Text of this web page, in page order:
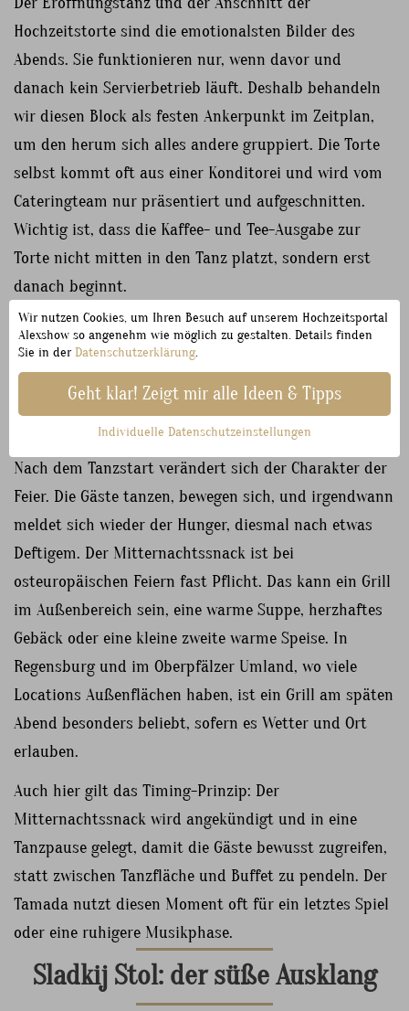
Hochzeitstorte sind die emotionalsten Bilder des
Abends. Sie funktionieren nur, wenn davor und
danach kein Servierbetrieb läuft. Deshalb behandeln
wir diesen Block als festen Ankerpunkt im Zeitplan,
um den herum sich alles andere gruppiert. Die Torte
selbst kommt oft aus einer Konditorei und wird vom
Cateringteam nur präsentiert und aufgeschnitten.
Wichtig ist, dass die Kaffee- und Tee-Ausgabe zur
Torte nicht mitten in den Tanz platzt, sondern erst
danach beginnt.
Später Abend: Mitternachtssnack,
Grill und der süße Tisch
Nach dem Tanzstart verändert sich der Charakter der
Feier. Die Gäste tanzen, bewegen sich, und irgendwann
meldet sich wieder der Hunger, diesmal nach etwas
Deftigem. Der Mitternachtssnack ist bei
osteuropäischen Feiern fast Pflicht. Das kann ein Grill
im Außenbereich sein, eine warme Suppe, herzhaftes
Gebäck oder eine kleine zweite warme Speise. In
Regensburg und im Oberpfälzer Umland, wo viele
Locations Außenflächen haben, ist ein Grill am späten
Abend besonders beliebt, sofern es Wetter und Ort
erlauben.
Auch hier gilt das Timing-Prinzip: Der
Mitternachtssnack wird angekündigt und in eine
Tanzpause gelegt, damit die Gäste bewusst zugreifen,
statt zwischen Tanzfläche und Buffet zu pendeln. Der
Tamada nutzt diesen Moment oft für ein letztes Spiel
oder eine ruhigere Musikphase.
Sladkij Stol: der süße Ausklang
Wir nutzen Cookies, um Ihren Besuch auf unserem Hochzeitsportal
Alexshow so angenehm wie möglich zu gestalten. Details finden
Sie in derDatenschutzerklärung.
Geht klar! Zeigt mir alle Ideen & Tipps
Individuelle Datenschutzeinstellungen